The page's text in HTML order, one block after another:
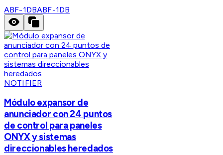
ABF-1DBABF-1DB
NOTIFIER
Módulo expansor de
anunciador con 24 puntos
de control para paneles
ONYX y sistemas
direccionables heredados